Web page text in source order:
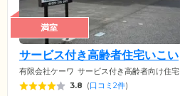
満室
サービス付き高齢者住宅いこい
有限会社ケーワ サービス付き高齢者向け住宅
3.8 (口コミ2件)